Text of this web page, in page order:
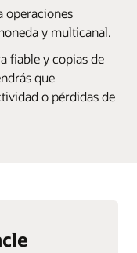
operaciones
y multicanal.
fiable y copias de
que
o pérdidas de